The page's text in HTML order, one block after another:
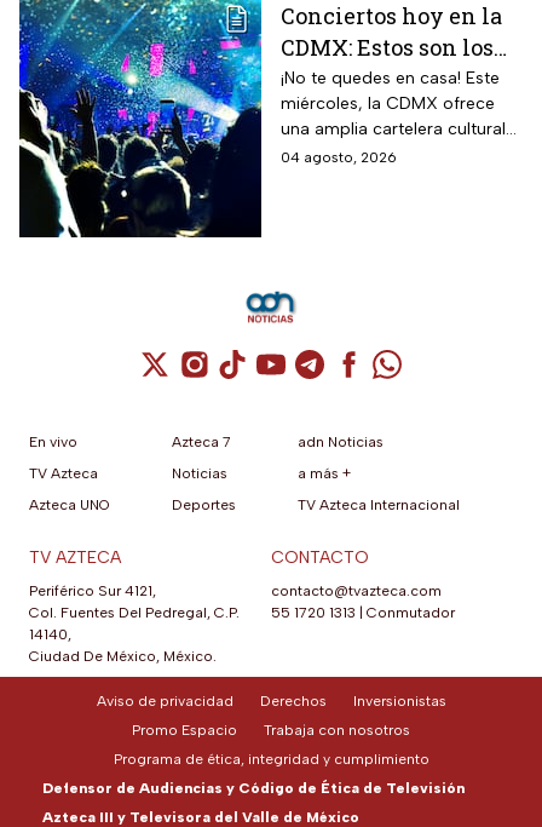
Conciertos hoy en la
CDMX: Estos son los
mejores planes
musicales para este
miércoles 5 de agosto
¡No te quedes en casa! Este
miércoles, la CDMX ofrece
una amplia cartelera cultural
para todos los gustos.
04 agosto, 2026
Cuenta de X / Twitter (se abre en una
Cuenta de Instagram (se abre en una
Cuenta de TikTok (se abre en
Cuenta de YouTube (se abre
Cuenta de Telegram (se
Cuenta de
Cuenta de
En vivo
TV Azteca
Azteca UNO
Azteca 7
Noticias
Deportes
adn Noticias
a más +
TV Azteca Internacional
TV AZTECA
Periférico Sur 4121,
Col. Fuentes Del Pedregal, C.P.
14140,
Ciudad De México, México.
CONTACTO
contacto@tvazteca.com
55 1720 1313
Conmutador
Aviso de privacidad Derechos
Inversionistas
Promo Espacio
Trabaja con nosotros
Programa de ética, integridad y cumplimiento
Defensor de Audiencias y Código de Ética de Televisión
Azteca III y Televisora del Valle de México